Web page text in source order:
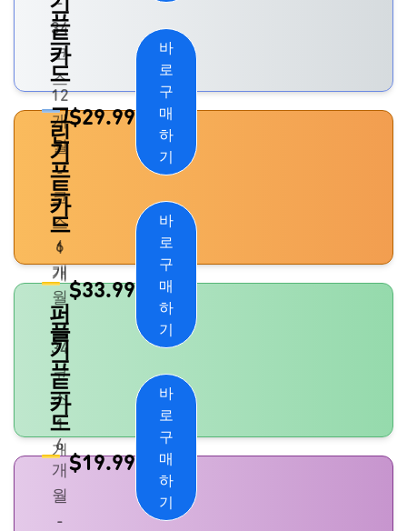
34
코
스
프
트
카
드
12
개
월
-
코
스
1
개
$29.99
바
로
구
매
하
기
그
린
기
프
트
카
드
6
개
월
-
34
코
스
1
개
$33.99
바
로
구
매
하
기
퍼
플
기
프
트
카
드
6
개
월
-
$19.99
바
로
구
매
하
기